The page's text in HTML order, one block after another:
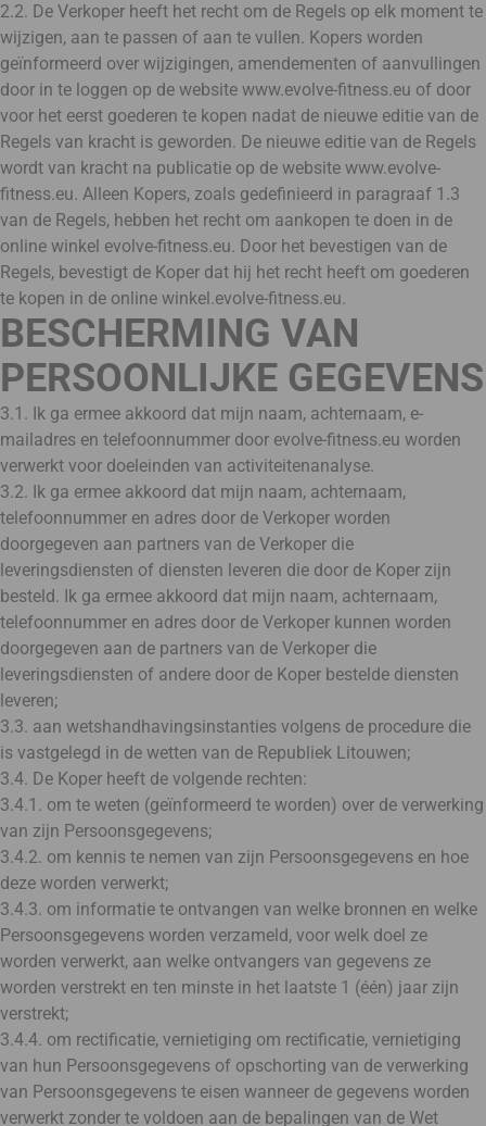
2.2. De Verkoper heeft het recht om de Regels op elk moment te
wijzigen, aan te passen of aan te vullen. Kopers worden
geïnformeerd over wijzigingen, amendementen of aanvullingen
door in te loggen op de website www.evolve-fitness.eu of door
voor het eerst goederen te kopen nadat de nieuwe editie van de
Regels van kracht is geworden. De nieuwe editie van de Regels
wordt van kracht na publicatie op de website www.evolve-
fitness.eu. Alleen Kopers, zoals gedefinieerd in paragraaf 1.3
van de Regels, hebben het recht om aankopen te doen in de
online winkel evolve-fitness.eu. Door het bevestigen van de
Regels, bevestigt de Koper dat hij het recht heeft om goederen
te kopen in de online winkel.evolve-fitness.eu.
BESCHERMING VAN
PERSOONLIJKE GEGEVENS
3.1. Ik ga ermee akkoord dat mijn naam, achternaam, e-
mailadres en telefoonnummer door evolve-fitness.eu worden
verwerkt voor doeleinden van activiteitenanalyse.
3.2. Ik ga ermee akkoord dat mijn naam, achternaam,
telefoonnummer en adres door de Verkoper worden
doorgegeven aan partners van de Verkoper die
leveringsdiensten of diensten leveren die door de Koper zijn
besteld. Ik ga ermee akkoord dat mijn naam, achternaam,
telefoonnummer en adres door de Verkoper kunnen worden
doorgegeven aan de partners van de Verkoper die
leveringsdiensten of andere door de Koper bestelde diensten
leveren;
3.3. aan wetshandhavingsinstanties volgens de procedure die
is vastgelegd in de wetten van de Republiek Litouwen;
3.4. De Koper heeft de volgende rechten:
3.4.1. om te weten (geïnformeerd te worden) over de verwerking
van zijn Persoonsgegevens;
3.4.2. om kennis te nemen van zijn Persoonsgegevens en hoe
deze worden verwerkt;
3.4.3. om informatie te ontvangen van welke bronnen en welke
Persoonsgegevens worden verzameld, voor welk doel ze
worden verwerkt, aan welke ontvangers van gegevens ze
worden verstrekt en ten minste in het laatste 1 (één) jaar zijn
verstrekt;
3.4.4. om rectificatie, vernietiging om rectificatie, vernietiging
van hun Persoonsgegevens of opschorting van de verwerking
van Persoonsgegevens te eisen wanneer de gegevens worden
verwerkt zonder te voldoen aan de bepalingen van de Wet